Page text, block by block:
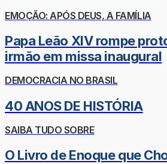
EMOÇÃO: APÓS DEUS, A FAMÍLIA
Papa Leão XIV rompe
irmão em missa inaugural
DEMOCRACIA NO BRASIL
40 ANOS DE HISTÓRIA
SAIBA TUDO SOBRE
O Livro de Enoque que